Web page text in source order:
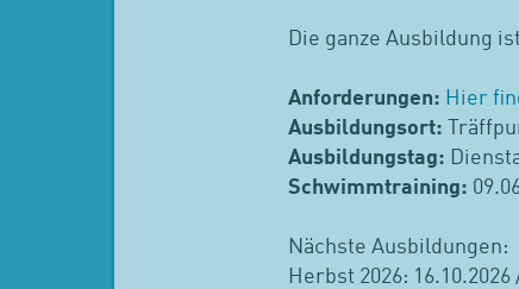
Die ganze Ausbildung
Anforderungen: Hier
Ausbildungsort:
Ausbildungstag:
Schwimmtraining:
Nächste Ausbildungen:
Herbst 2026: 16.10.2026